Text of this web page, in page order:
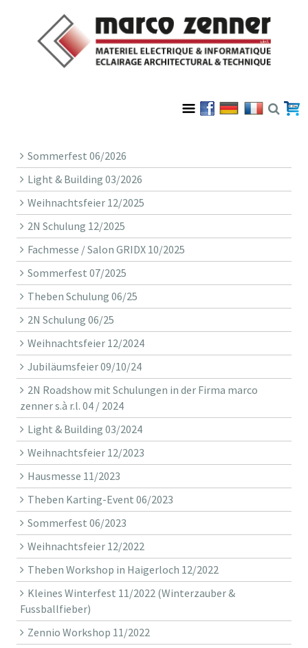
Sommerfest 06/2026
Light & Building 03/2026
Weihnachtsfeier 12/2025
2N Schulung 12/2025
Fachmesse / Salon GRIDX 10/2025
Sommerfest 07/2025
Theben Schulung 06/25
2N Schulung 06/25
Weihnachtsfeier 12/2024
Jubiläumsfeier 09/10/24
2N Roadshow mit Schulungen in der Firma marco
zenner s.à r.l. 04 / 2024
Light & Building 03/2024
Weihnachtsfeier 12/2023
Hausmesse 11/2023
Theben Karting-Event 06/2023
Sommerfest 06/2023
Weihnachtsfeier 12/2022
Theben Workshop in Haigerloch 12/2022
Kleines Winterfest 11/2022 (Winterzauber &
Fussballfieber)
Zennio Workshop 11/2022